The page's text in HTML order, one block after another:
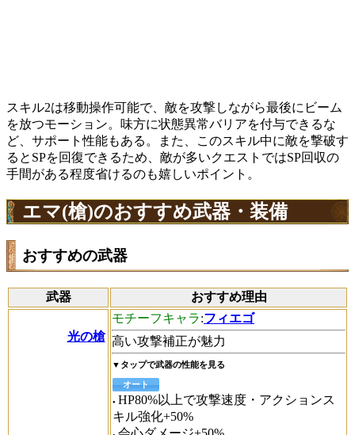
スキル2は移動操作可能で、敵を攻撃しながら最後にビーム
を放つモーション。味方に状態異常バリアを付与できるな
ど、サポート性能もある。また、このスキル中に敵を撃破す
るとSPを回復できるため、敵が多いクエストではSP回収の
手間がある程度省けるのも嬉しいポイント。
エマ(槍)のおすすめ武器・装備
おすすめの武器
武器 おすすめ理由
光の槍
モチーフキャラ:フィエゴ
高い攻撃補正が魅力
▼タップで武器の性能を見る
オート
HP80%以上で攻撃速度・アクションス
キル強化+50%